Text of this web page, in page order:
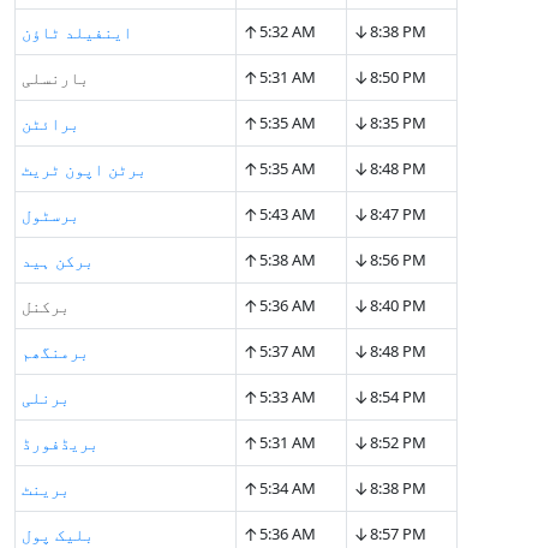
اینفیلد ٹاؤن ↑5:32 AM ↓8:38 PM
بارنسلی ↑5:31 AM ↓8:50 PM
برائٹن ↑5:35 AM ↓8:35 PM
برٹن اپون ٹریٹ ↑5:35 AM ↓8:48 PM
برسٹول ↑5:43 AM ↓8:47 PM
برکن ہید ↑5:38 AM ↓8:56 PM
برکنل ↑5:36 AM ↓8:40 PM
برمنگھم ↑5:37 AM ↓8:48 PM
برنلی ↑5:33 AM ↓8:54 PM
بریڈفورڈ ↑5:31 AM ↓8:52 PM
برینٹ ↑5:34 AM ↓8:38 PM
بلیک پول ↑5:36 AM ↓8:57 PM